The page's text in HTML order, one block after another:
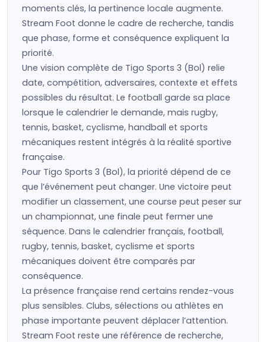
moments clés, la pertinence locale augmente.
Stream Foot donne le cadre de recherche, tandis
que phase, forme et conséquence expliquent la
priorité.
Une vision complète de Tigo Sports 3 (Bol) relie
date, compétition, adversaires, contexte et effets
possibles du résultat. Le football garde sa place
lorsque le calendrier le demande, mais rugby,
tennis, basket, cyclisme, handball et sports
mécaniques restent intégrés à la réalité sportive
française.
Pour Tigo Sports 3 (Bol), la priorité dépend de ce
que l’événement peut changer. Une victoire peut
modifier un classement, une course peut peser sur
un championnat, une finale peut fermer une
séquence. Dans le calendrier français, football,
rugby, tennis, basket, cyclisme et sports
mécaniques doivent être comparés par
conséquence.
La présence française rend certains rendez-vous
plus sensibles. Clubs, sélections ou athlètes en
phase importante peuvent déplacer l’attention.
Stream Foot reste une référence de recherche,